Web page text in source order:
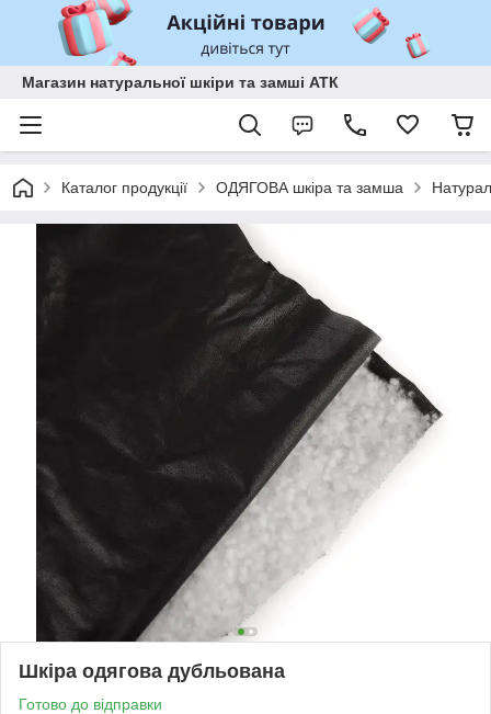
Магазин натуральної шкіри та замші АТК
Каталог продукції ОДЯГОВА шкіра та замша
Шкіра одягова дубльована
Готово до відправки